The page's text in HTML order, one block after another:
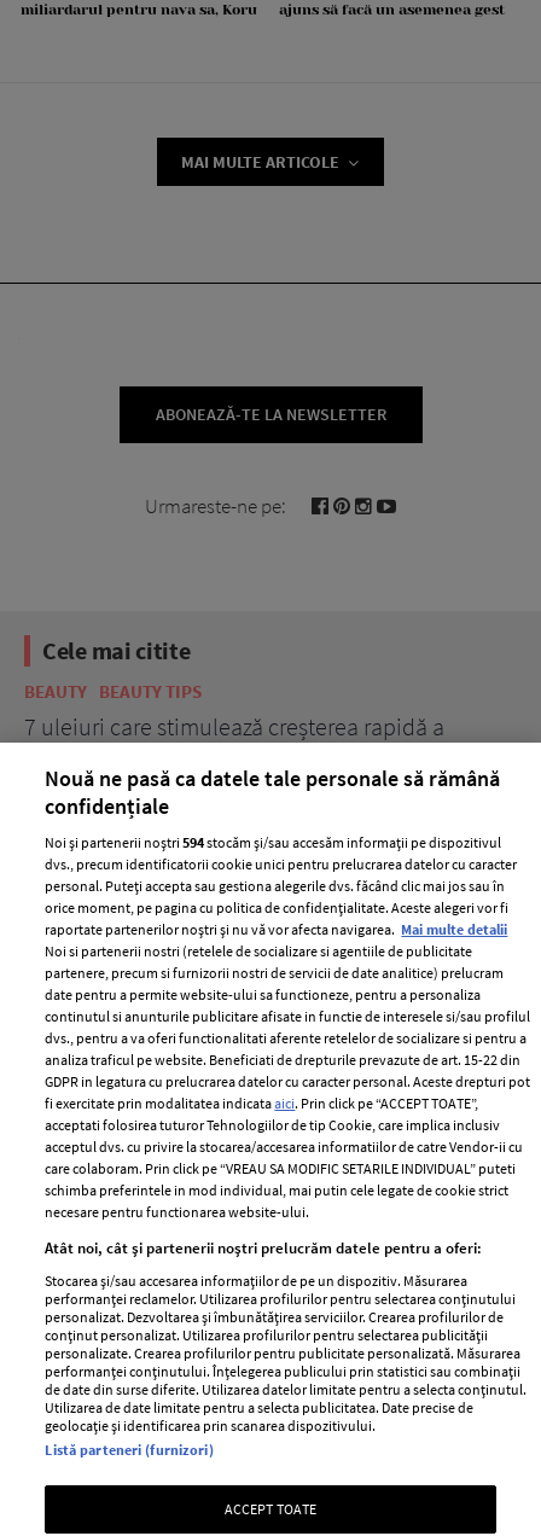
miliardarul pentru nava sa, Koru
ajuns să facă un asemenea gest
MAI MULTE ARTICOLE
ABONEAZĂ-TE LA NEWSLETTER
Urmareste-ne pe:
Cele mai citite
BEAUTY BEAUTY TIPS
7 uleiuri care stimulează creșterea rapidă a
ELLE Style Awards
2024
Despre ELLE
Romania
Contact
Abonamente
Termeni si conditii
Politica de
confidențialitate
Politica de cookies
Publicitate
GSP
Unica
Baby
Retete
femei
Viva
Avantaje
Retete practice
Pariază responsabil! Decizia ONJN nr. 821/25.09.2025.
Jocurile de noroc sunt interzise minorilor.
Nouă ne pasă ca datele tale personale să rămână
confidențiale
Noi și partenerii noștri594stocăm și/sau accesăm informații pe dispozitivul
dvs., precum identificatorii cookie unici pentru prelucrarea datelor cu caracter
personal. Puteți accepta sau gestiona alegerile dvs. făcând clic mai jos sau în
orice moment, pe pagina cu politica de confidențialitate. Aceste alegeri vor fi
raportate partenerilor noștri și nu vă vor afecta navigarea. Mai multe detalii
Noi si partenerii nostri (retelele de socializare si agentiile de publicitate
partenere, precum si furnizorii nostri de servicii de date analitice) prelucram
date pentru a permite website-ului sa functioneze, pentru a personaliza
continutul si anunturile publicitare afisate in functie de interesele si/sau profilul
dvs., pentru a va oferi functionalitati aferente retelelor de socializare si pentru a
analiza traficul pe website. Beneficiati de drepturile prevazute de art. 15-22 din
GDPR in legatura cu prelucrarea datelor cu caracter personal. Aceste drepturi pot
fi exercitate prin modalitatea indicataaici. Prin click pe “ACCEPT TOATE”,
acceptati folosirea tuturor Tehnologiilor de tip Cookie, care implica inclusiv
acceptul dvs. cu privire la stocarea/accesarea informatiilor de catre Vendor-ii cu
care colaboram. Prin click pe “VREAU SA MODIFIC SETARILE INDIVIDUAL” puteti
schimba preferintele in mod individual, mai putin cele legate de cookie strict
necesare pentru functionarea website-ului.
Atât noi, cât și partenerii noștri prelucrăm datele pentru a oferi:
Stocarea și/sau accesarea informațiilor de pe un dispozitiv. Măsurarea
performanței reclamelor. Utilizarea profilurilor pentru selectarea conținutului
personalizat. Dezvoltarea și îmbunătățirea serviciilor. Crearea profilurilor de
conținut personalizat. Utilizarea profilurilor pentru selectarea publicității
personalizate. Crearea profilurilor pentru publicitate personalizată. Măsurarea
performanței conținutului. Înțelegerea publicului prin statistici sau combinații
de date din surse diferite. Utilizarea datelor limitate pentru a selecta conținutul.
Utilizarea de date limitate pentru a selecta publicitatea. Date precise de
geolocație și identificarea prin scanarea dispozitivului.
Listă parteneri (furnizori)
ACCEPT TOATE